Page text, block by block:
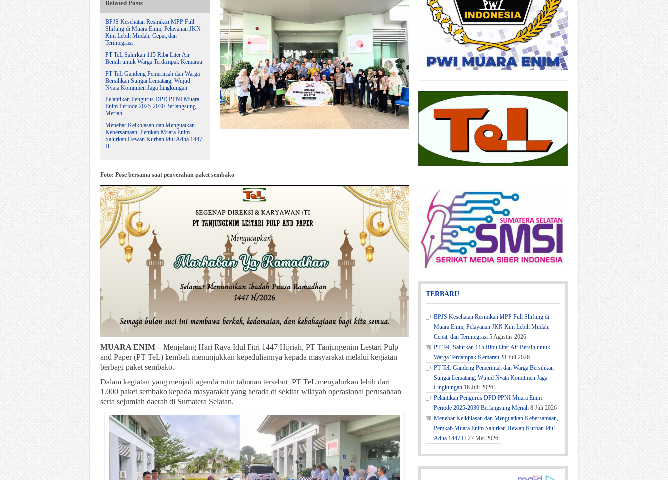
Related Posts
BPJS Kesehatan Resmikan MPP Full
Shifting di Muara Enim, Pelayanan JKN
Kini Lebih Mudah, Cepat, dan
Terintegrasi
PT TeL Salurkan 115 Ribu Liter Air
Bersih untuk Warga Terdampak Kemarau
PT TeL Gandeng Pemerintah dan Warga
Bersihkan Sungai Lematang, Wujud
Nyata Komitmen Jaga Lingkungan
Pelantikan Pengurus DPD PPNI Muara
Enim Periode 2025-2030 Berlangsung
Meriah
Menebar Keikhlasan dan Menguatkan
Kebersamaan, Pemkab Muara Enim
Salurkan Hewan Kurban Idul Adha 1447
H
Foto: Pose bersama saat penyerahan paket sembako
MUARA ENIM – Menjelang Hari Raya Idul Fitri 1447 Hijriah, PT Tanjungenim Lestari Pulp
and Paper (PT TeL) kembali menunjukkan kepeduliannya kepada masyarakat melalui kegiatan
berbagi paket sembako.
Dalam kegiatan yang menjadi agenda rutin tahunan tersebut, PT TeL menyalurkan lebih dari
1.000 paket sembako kepada masyarakat yang berada di sekitar wilayah operasional perusahaan
serta sejumlah daerah di Sumatera Selatan.
TERBARU
BPJS Kesehatan Resmikan MPP Full Shifting di
Muara Enim, Pelayanan JKN Kini Lebih Mudah,
Cepat, dan Terintegrasi 5 Agustus 2026
PT TeL Salurkan 115 Ribu Liter Air Bersih untuk
Warga Terdampak Kemarau 28 Juli 2026
PT TeL Gandeng Pemerintah dan Warga Bersihkan
Sungai Lematang, Wujud Nyata Komitmen Jaga
Lingkungan 16 Juli 2026
Pelantikan Pengurus DPD PPNI Muara Enim
Periode 2025-2030 Berlangsung Meriah 8 Juli 2026
Menebar Keikhlasan dan Menguatkan Kebersamaan,
Pemkab Muara Enim Salurkan Hewan Kurban Idul
Adha 1447 H 27 Mei 2026